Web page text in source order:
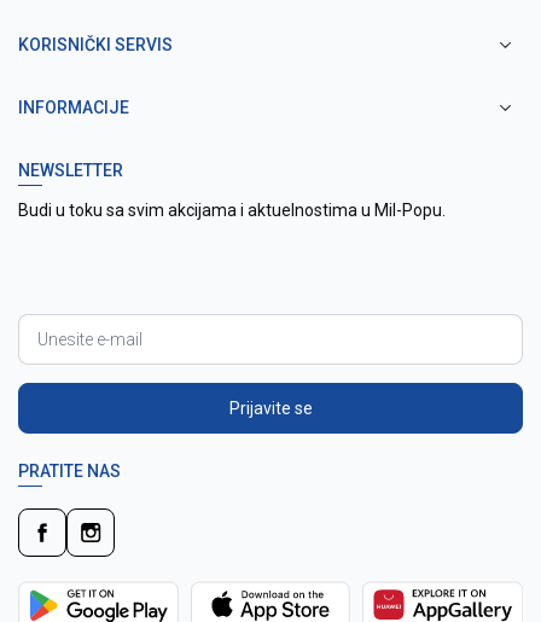
KORISNIČKI SERVIS
INFORMACIJE
NEWSLETTER
Budi u toku sa svim akcijama i aktuelnostima u Mil-Popu.
Prijavite se
PRATITE NAS